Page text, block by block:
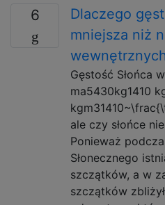
6
Dlaczego
mniejsza niż
Gęstość Słońca
ma5430kg1410
ale czy słońce
Ponieważ
Słonecznego
szczątków, a w
szczątków